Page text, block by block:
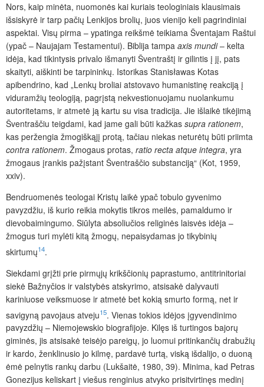
Nors, kaip minėta, nuomonės kai kuriais teologiniais klausimais
išsiskyrė ir tarp pačių Lenkijos brolių, juos vienijo keli pagrindiniai
aspektai. Visų pirma – ypatinga reikšmė teikiama Šventajam Raštui
(ypač – Naujajam Testamentui). Biblija tampa axis mundi– kelta
idėja, kad tikintysis privalo išmanyti Šventraštį ir gilintis į jį, pats
skaityti, aiškinti be tarpininkų. Istorikas Stanisławas Kotas
apibendrino, kad „Lenkų broliai atstovavo humanistinę reakciją į
viduramžių teologiją, pagrįstą nekvestionuojamu nuolankumu
autoritetams, ir atmetė ją kartu su visa tradicija. Jie išlaikė tikėjimą
Šventraščiu teigdami, kad jame gali būti kažkas supra rationem,
kas peržengia žmogiškąjį protą, tačiau niekas neturėtų būti priimta
contra rationem. Žmogaus protas, ratio recta atque integra, yra
žmogaus įrankis pažįstant Šventraščio substanciją“ (Kot, 1959,
xxiv).
Bendruomenės teologai Kristų laikė ypač tobulo gyvenimo
pavyzdžiu, iš kurio reikia mokytis tikros meilės, pamaldumo ir
dievobaimingumo. Siūlyta absoliučios religinės laisvės idėja –
žmogus turi mylėti kitą žmogų, nepaisydamas jo tikybinių
skirtumų14.
Siekdami grįžti prie pirmųjų krikščionių paprastumo, antitrinitoriai
siekė Bažnyčios ir valstybės atskyrimo, atsisakė dalyvauti
kariniuose veiksmuose ir atmetė bet kokią smurto formą, net ir
savigyną pavojaus atveju15. Vienas tokios idėjos įgyvendinimo
pavyzdžių – Niemojewskio biografijoje. Kilęs iš turtingos bajorų
giminės, jis atsisakė teisėjo pareigų, jo luomui pritinkančių drabužių
ir kardo, ženklinusio jo kilmę, pardavė turtą, viską išdalijo, o duoną
ėmė pelnytis rankų darbu (Lukšaitė, 1980, 39). Minima, kad Petras
Gonezijus keliskart į viešus renginius atvyko prisitvirtinęs medinį